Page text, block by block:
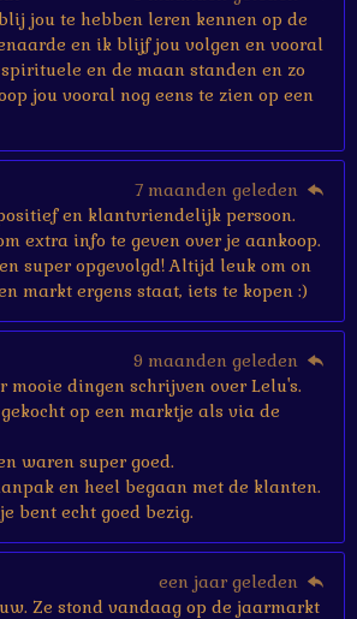
jou te hebben leren kennen op de
en ik blijf jou volgen en vooral
en de maan standen en zo
jou vooral nog eens te zien op een
7 maanden geleden
en klantvriendelijk persoon.
extra info te geven over je aankoop.
super opgevolgd! Altijd leuk om on
markt ergens staat, iets te kopen :)
9 maanden geleden
mooie dingen schrijven over Lelu's.
op een marktje als via de
waren super goed.
en heel begaan met de klanten.
bent echt goed bezig.
een jaar geleden
Ze stond vandaag op de jaarmarkt